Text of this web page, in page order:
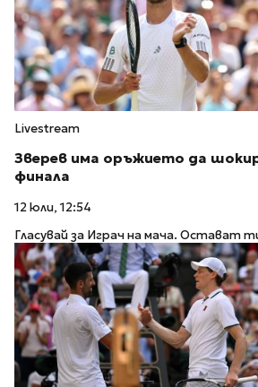
Livestream
Зверев има оръжието да
финала
12 юли, 12:54
Гласувай за Играч на мача. Остават